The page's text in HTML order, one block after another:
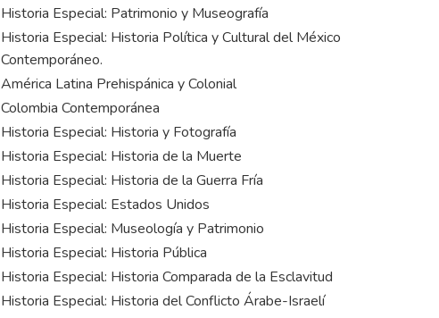
Historia Especial: Patrimonio y Museografía
Historia Especial: Historia Política y Cultural del México
Contemporáneo.
América Latina Prehispánica y Colonial
Colombia Contemporánea
Historia Especial: Historia y Fotografía
Historia Especial: Historia de la Muerte
Historia Especial: Historia de la Guerra Fría
Historia Especial: Estados Unidos
Historia Especial: Museología y Patrimonio
Historia Especial: Historia Pública
Historia Especial: Historia Comparada de la Esclavitud
Historia Especial: Historia del Conflicto Árabe-Israelí